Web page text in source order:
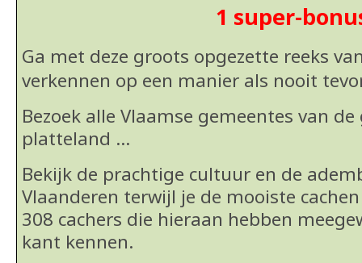
1 super-
Ga met deze groots opgezette reeks
verkennen op een manier als nooit
Bezoek alle Vlaamse gemeentes van
platteland …
Bekijk de prachtige cultuur en de
Vlaanderen terwijl je de mooiste
308 cachers die hieraan hebben
kant kennen.